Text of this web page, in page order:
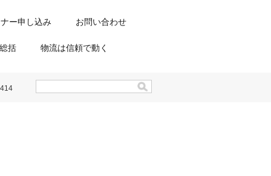
ー申し込み お問い合わせ
括 物流は信頼で動く